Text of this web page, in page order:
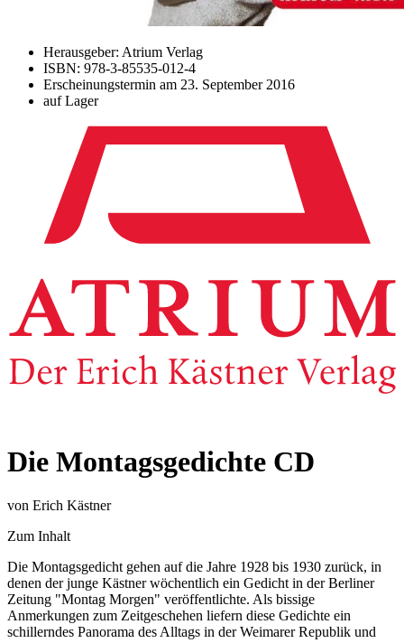
Herausgeber: Atrium Verlag
ISBN: 978-3-85535-012-4
Erscheinungstermin am 23. September 2016
auf Lager
Die Montagsgedichte CD
von Erich Kästner
Zum Inhalt
Die Montagsgedicht gehen auf die Jahre 1928 bis 1930 zurück, in
denen der junge Kästner wöchentlich ein Gedicht in der Berliner
Zeitung "Montag Morgen" veröffentlichte. Als bissige
Anmerkungen zum Zeitgeschehen liefern diese Gedichte ein
schillerndes Panorama des Alltags in der Weimarer Republik und